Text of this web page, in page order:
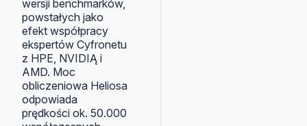
wersji benchmarków,
powstałych jako
efekt współpracy
ekspertów Cyfronetu
z HPE, NVIDIĄ i
AMD. Moc
obliczeniowa Heliosa
odpowiada
prędkości ok. 50.000